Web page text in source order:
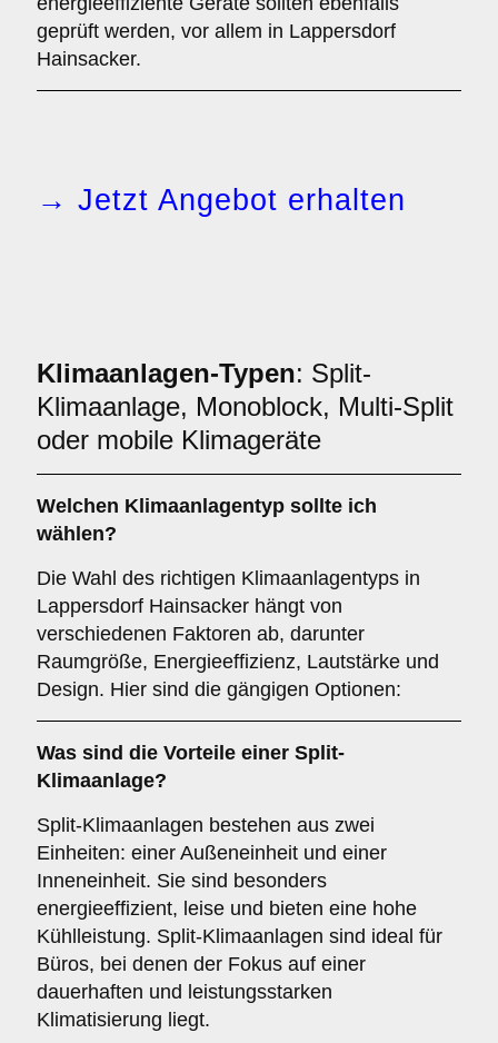
geprüft werden, vor allem in Lappersdorf
Hainsacker.
→ Jetzt Angebot erhalten
Klimaanlagen-Typen: Split-
Klimaanlage, Monoblock, Multi-Split
oder mobile Klimageräte
Welchen Klimaanlagentyp sollte ich
wählen?
Die Wahl des richtigen Klimaanlagentyps in
Lappersdorf Hainsacker hängt von
verschiedenen Faktoren ab, darunter
Raumgröße, Energieeffizienz, Lautstärke und
Design. Hier sind die gängigen Optionen:
Was sind die Vorteile einer Split-
Klimaanlage?
Split-Klimaanlagen bestehen aus zwei
Einheiten: einer Außeneinheit und einer
Inneneinheit. Sie sind besonders
energieeffizient, leise und bieten eine hohe
Kühlleistung. Split-Klimaanlagen sind ideal für
Büros, bei denen der Fokus auf einer
dauerhaften und leistungsstarken
Klimatisierung liegt.